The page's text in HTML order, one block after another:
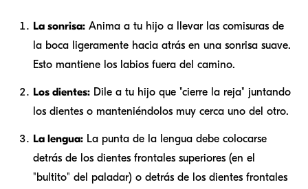
La sonrisa: Anima a tu hijo a llevar las comisuras de
la boca ligeramente hacia atrás en una sonrisa suave.
Esto mantiene los labios fuera del camino.
Los dientes: Dile a tu hijo que "cierre la reja" juntando
los dientes o manteniéndolos muy cerca uno del otro.
La lengua: La punta de la lengua debe colocarse
detrás de los dientes frontales superiores (en el
"bultito" del paladar) o detrás de los dientes frontales